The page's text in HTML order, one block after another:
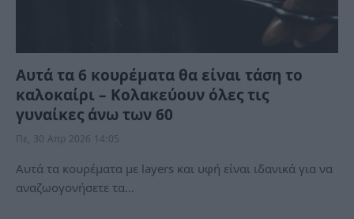
Αυτά τα 6 κουρέματα θα είναι τάση το
καλοκαίρι – Κολακεύουν όλες τις
γυναίκες άνω των 60
Πε, 30 Απρ 2026 14:05
Αυτά τα κουρέματα με layers και υφή είναι ιδανικά για να
αναζωογονήσετε τα…